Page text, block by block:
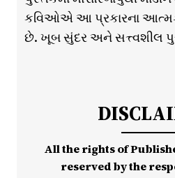
કવિઓએ આ પ્રકારના
છે. ખૂબ સુંદર અને સત્ત્વશીલ
All the rights of
reserved by the